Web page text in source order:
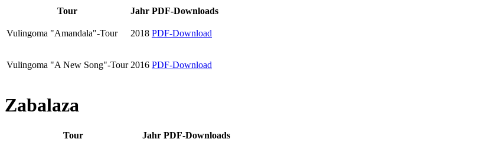
Tour Jahr PDF-Downloads
Vulingoma "Amandala"-Tour 2018 PDF-Download
Vulingoma "A New Song"-Tour 2016 PDF-Download
Zabalaza
Tour Jahr PDF-Downloads